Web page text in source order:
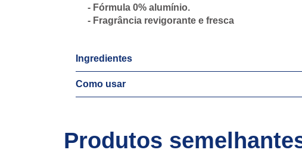
- Fórmula 0% alumínio.
- Fragrância revigorante e fresca
Ingredientes
Como usar
Produtos